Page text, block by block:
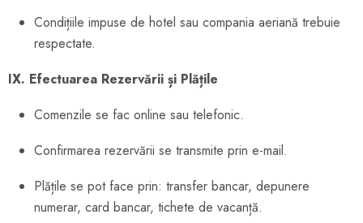
Condițiile impuse de hotel sau compania aeriană trebuie
respectate.
IX. Efectuarea Rezervării și Plățile
Comenzile se fac online sau telefonic.
Confirmarea rezervării se transmite prin e-mail.
Plățile se pot face prin: transfer bancar, depunere
numerar, card bancar, tichete de vacanță.